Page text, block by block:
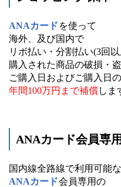
ANAカード を使って
海外、及び国内で
リボ払い・分割払い(3回以
購入された商品の破損・
ご購入日およびご購入日
年間100万円まで補償しま
ANAカード会員専
国内線全路線で利用可能な
ANAカード会員専用の